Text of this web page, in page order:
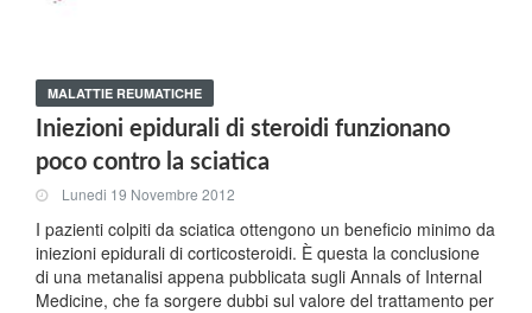
MALATTIE REUMATICHE
Iniezioni epidurali di steroidi funzionano
poco contro la sciatica
Lunedi 19 Novembre 2012
I pazienti colpiti da sciatica ottengono un beneficio minimo da
iniezioni epidurali di corticosteroidi. È questa la conclusione
di una metanalisi appena pubblicata sugli Annals of Internal
Medicine, che fa sorgere dubbi sul valore del trattamento per